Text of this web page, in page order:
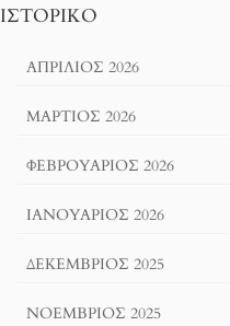
ΙΣΤΟΡΙΚΌ
ΑΠΡΊΛΙΟΣ 2026
ΜΆΡΤΙΟΣ 2026
ΦΕΒΡΟΥΆΡΙΟΣ 2026
ΙΑΝΟΥΆΡΙΟΣ 2026
ΔΕΚΈΜΒΡΙΟΣ 2025
ΝΟΈΜΒΡΙΟΣ 2025